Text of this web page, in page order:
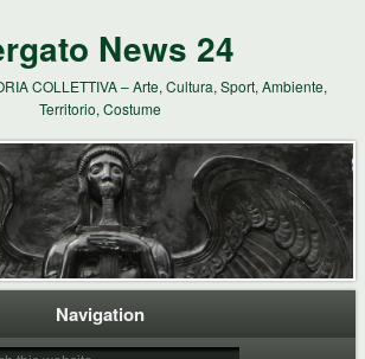
News 24
COLLETTIVA – Arte, Cultura, Sport, Ambiente,
Territorio, Costume
Navigation